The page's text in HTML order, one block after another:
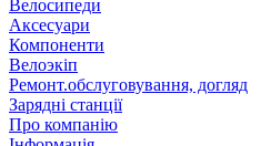
Велосипеди
Аксесуари
Компоненти
Велоэкіп
Ремонт.обслуговування, догляд
Зарядні станції
Про компанію